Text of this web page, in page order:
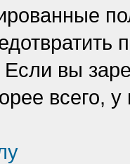
Если вы
всего,